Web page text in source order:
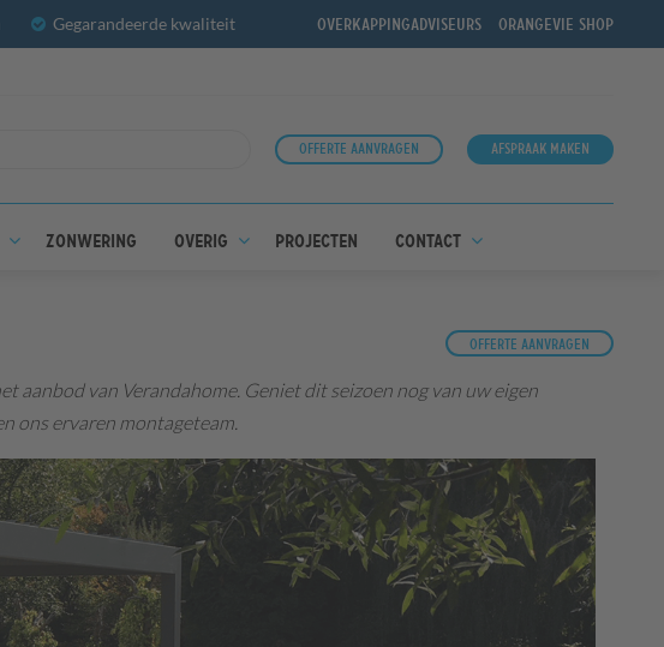
Gegarandeerde kwaliteit Overkappingadviseurs OrangeVie shop
Offerte aanvragen Afspraak maken
Zonwering Overig Projecten Contact
Offerte aanvragen
aanbod van Verandahome. Geniet dit seizoen nog van uw eigen
ons ervaren montageteam.